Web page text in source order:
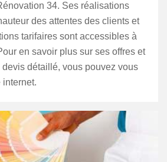
34. Ses réalisations
des attentes des clients et
tarifaires sont accessibles à
en savoir plus sur ses offres et
détaillé, vous pouvez vous
internet.